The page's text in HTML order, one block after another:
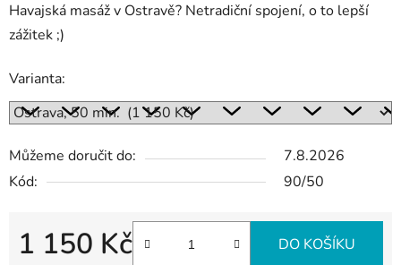
Havajská masáž v Ostravě? Netradiční spojení, o to lepší
zážitek ;)
Varianta:
Můžeme doručit do:
7.8.2026
Kód:
90/50
1 150 Kč DO KOŠÍKU